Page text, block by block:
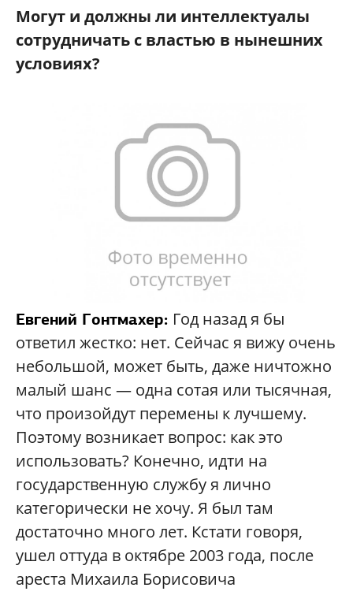
Могут и должны ли интеллектуалы
сотрудничать с властью в нынешних
условиях?
Евгений Гонтмахер: Год назад я бы
ответил жестко: нет. Сейчас я вижу очень
небольшой, может быть, даже ничтожно
малый шанс — одна сотая или тысячная,
что произойдут перемены к лучшему.
Поэтому возникает вопрос: как это
использовать? Конечно, идти на
государственную службу я лично
категорически не хочу. Я был там
достаточно много лет. Кстати говоря,
ушел оттуда в октябре 2003 года, после
ареста Михаила Борисовича